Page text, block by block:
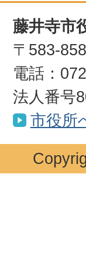
藤井寺市
〒583-
電話：
法人番号
市役所